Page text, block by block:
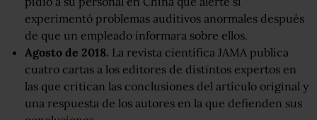
experimentó problemas auditivos anormales después
de que un empleado informara sobre ellos.
Agosto de 2018. La revista científica JAMA publica
cuatro cartas a los editores de distintos expertos en
las que critican las conclusiones del artículo original y
una respuesta de los autores en la que defienden sus